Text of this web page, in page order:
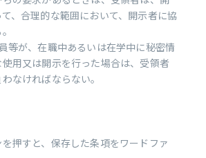
、合理的な範囲において、開示者に協
が、在職中あるいは在学中に秘密情
用又は開示を行った場合は、受領者
なければならない。
押すと、保存した条項をワードファ